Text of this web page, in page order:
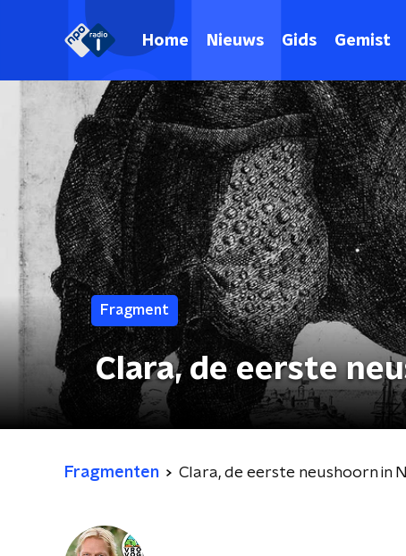
Home Nieuws Gids Gemist
Fragment
Clara, de eerste
Fragmenten Clara, de eerste neushoorn in